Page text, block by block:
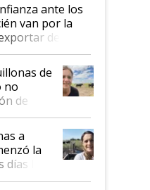
ante los
van por la
dejó de
"Tenemos un
gobierno
de
no
de
a
la
le